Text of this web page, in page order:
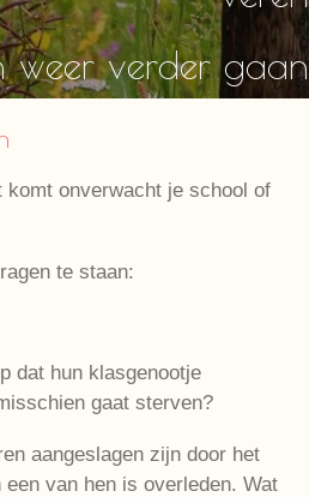
weer verder gaan
komt onverwacht je school of
te staan:
dat hun klasgenootje
gaat sterven?
aangeslagen zijn door het
van hen is overleden. Wat